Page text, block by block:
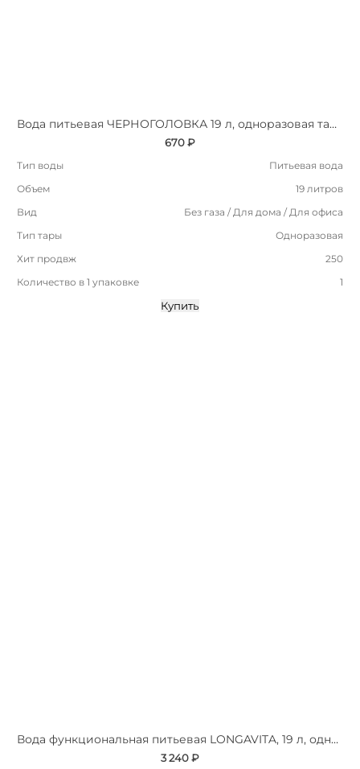
Вода питьевая ЧЕРНОГОЛОВКА 19 л, одноразовая тара
670 ₽
Тип воды
Питьевая вода
Объем
19 литров
Вид
Без газа / Для дома / Для офиса
Тип тары
Одноразовая
Хит продвж
250
Количество в 1 упаковке
1
Купить
Вода функциональная питьевая LONGAVITA, 19 л, одноразовая тара
3 240 ₽